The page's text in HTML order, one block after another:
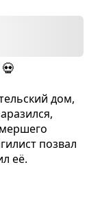
💀
дом,
позвал
её.